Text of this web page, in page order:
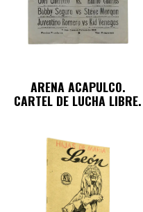
ARENA ACAPULCO.
CARTEL DE LUCHA LIBRE.